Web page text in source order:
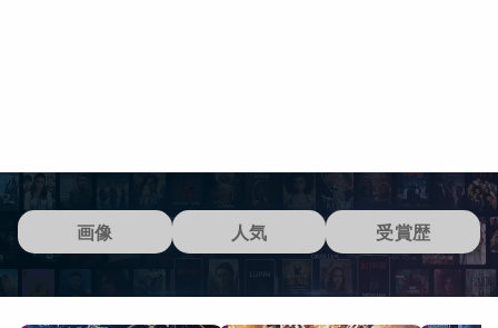
画像 人気 受賞歴